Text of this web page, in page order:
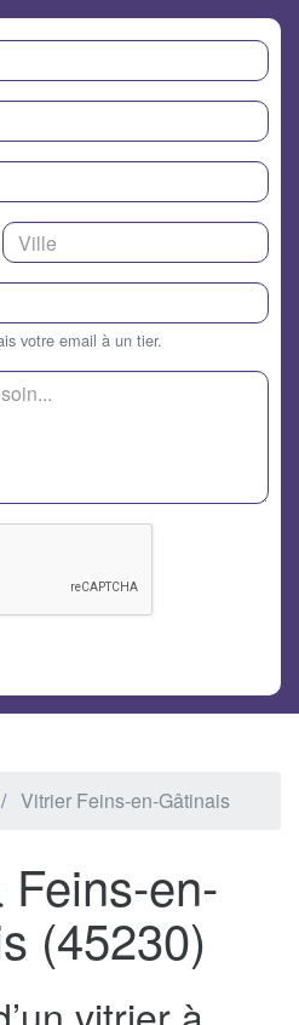
votre email à un tier.
Vitrier Feins-en-Gâtinais
en-
(45230)